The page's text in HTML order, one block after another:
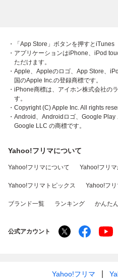
・「App Store」ボタンを押すとiTunes
・アプリケーションはiPhone、iPod
ただけます。
・Apple、Appleのロゴ、App Store、
国のApple Inc.の登録商標です。
・iPhone商標は、アイホン株式会社の
す。
・Copyright (C) Apple Inc. All rights
・Android、Androidロゴ、Google Play
Google LLC の商標です。
Yahoo!フリマについて
Yahoo!フリマについて Yahoo!フリ
Yahoo!フリマトピックス Yahoo!フ
ブランド一覧 ランキング かんた
公式アカウント
Yahoo!フリマ